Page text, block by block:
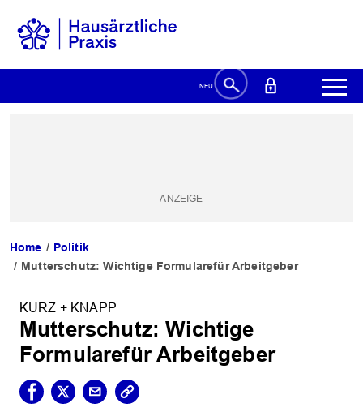
Home
Politik
Mutterschutz: Wichtige Formularefür Arbeitgeber
KURZ + KNAPP
Mutterschutz: Wichtige
Formularefür Arbeitgeber